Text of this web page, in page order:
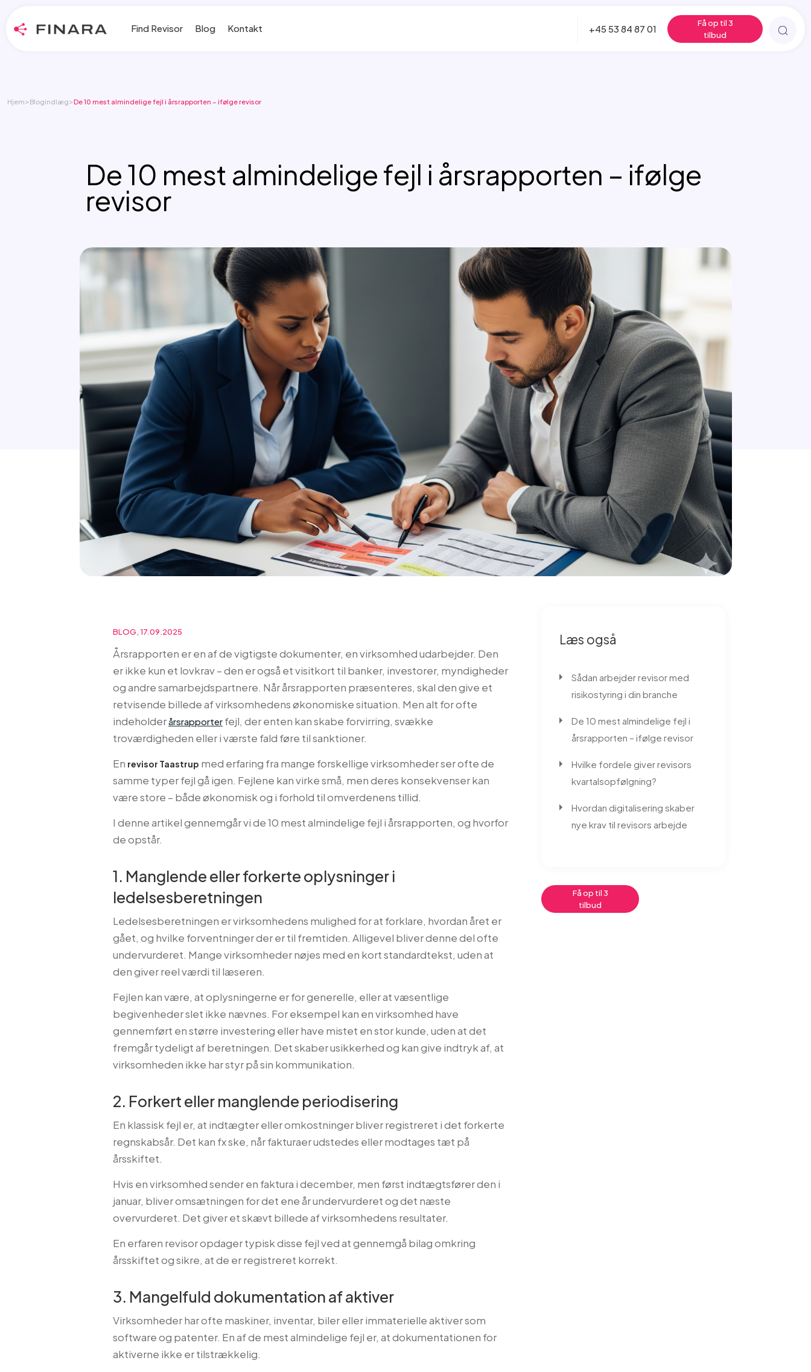
Find Revisor Blog Kontakt +45 53 84 87 01
Få op til 3
tilbud
Hjem>Blogindlæg>De 10 mest almindelige fejl i årsrapporten – ifølge revisor
De 10 mest almindelige fejl i årsrapporten – ifølge
revisor
BLOG, 17.09.2025
Årsrapporten er en af de vigtigste dokumenter, en virksomhed udarbejder. Den
er ikke kun et lovkrav – den er også et visitkort til banker, investorer, myndigheder
og andre samarbejdspartnere. Når årsrapporten præsenteres, skal den give et
retvisende billede af virksomhedens økonomiske situation. Men alt for ofte
indeholderårsrapporter fejl, der enten kan skabe forvirring, svække
troværdigheden eller i værste fald føre til sanktioner.
En revisor Taastrup med erfaring fra mange forskellige virksomheder ser ofte de
samme typer fejl gå igen. Fejlene kan virke små, men deres konsekvenser kan
være store – både økonomisk og i forhold til omverdenens tillid.
I denne artikel gennemgår vi de 10 mest almindelige fejl i årsrapporten, og hvorfor
de opstår.
1. Manglende eller forkerte oplysninger i
ledelsesberetningen
Ledelsesberetningen er virksomhedens mulighed for at forklare, hvordan året er
gået, og hvilke forventninger der er til fremtiden. Alligevel bliver denne del ofte
undervurderet. Mange virksomheder nøjes med en kort standardtekst, uden at
den giver reel værdi til læseren.
Fejlen kan være, at oplysningerne er for generelle, eller at væsentlige
begivenheder slet ikke nævnes. For eksempel kan en virksomhed have
gennemført en større investering eller have mistet en stor kunde, uden at det
fremgår tydeligt af beretningen. Det skaber usikkerhed og kan give indtryk af, at
virksomheden ikke har styr på sin kommunikation.
2. Forkert eller manglende periodisering
En klassisk fejl er, at indtægter eller omkostninger bliver registreret i det forkerte
regnskabsår. Det kan fx ske, når fakturaer udstedes eller modtages tæt på
årsskiftet.
Hvis en virksomhed sender en faktura i december, men først indtægtsfører den i
januar, bliver omsætningen for det ene år undervurderet og det næste
overvurderet. Det giver et skævt billede af virksomhedens resultater.
En erfaren revisor opdager typisk disse fejl ved at gennemgå bilag omkring
årsskiftet og sikre, at de er registreret korrekt.
3. Mangelfuld dokumentation af aktiver
Virksomheder har ofte maskiner, inventar, biler eller immaterielle aktiver som
software og patenter. En af de mest almindelige fejl er, at dokumentationen for
aktiverne ikke er tilstrækkelig.
Læs også
Sådan arbejder revisor med
risikostyring i din branche
De 10 mest almindelige fejl i
årsrapporten – ifølge revisor
Hvilke fordele giver revisors
kvartalsopfølgning?
Hvordan digitalisering skaber
nye krav til revisors arbejde
Få op til 3
tilbud